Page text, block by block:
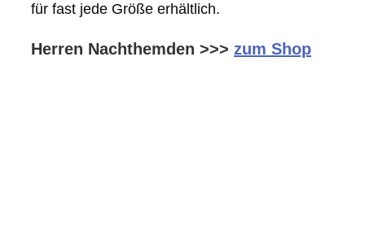
für fast jede Größe erhältlich.
Herren Nachthemden >>> zum Shop